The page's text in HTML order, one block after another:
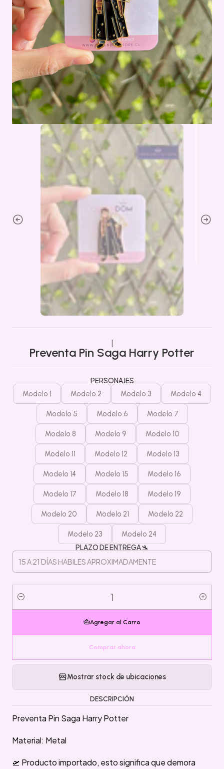
Preventa Pin Saga Harry Potter
PERSONAJES
Modelo 1 Modelo 2 Modelo 3 Modelo 4
Modelo 5 Modelo 6 Modelo 7
Modelo 8 Modelo 9 Modelo 10
Modelo 11 Modelo 12 Modelo 13
Modelo 14 Modelo 15 Modelo 16
Modelo 17 Modelo 18 Modelo 19
Modelo 20 Modelo 21 Modelo 22
Modelo 23 Modelo 24
PLAZO DE ENTREGA 🛬
Cantidad
Agregar al Carro
Comprar ahora
Mostrar stock de ubicaciones
DESCRIPCIÓN
Preventa Pin Saga Harry Potter
Material: Metal
🛫 Producto importado, esto significa que demora